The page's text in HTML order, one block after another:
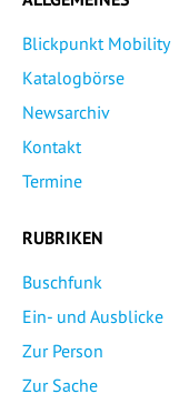
Blickpunkt Mobility
Katalogbörse
Newsarchiv
Kontakt
Termine
RUBRIKEN
Buschfunk
Ein- und Ausblicke
Zur Person
Zur Sache